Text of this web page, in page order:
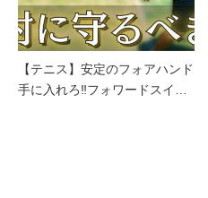
【テニス】安定のフォアハンド
手に入れろ‼︎フォワードスイ…